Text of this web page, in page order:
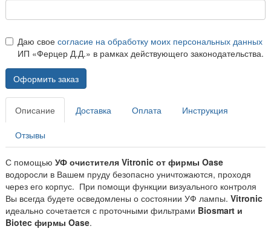
Даю свое согласие на обработку моих персональных данных
ИП «Ферцер Д.Д.» в рамках действующего законодательства.
Оформить заказ
Описание Доставка Оплата Инструкция
Отзывы
С помощью УФ очистителя Vitronic от фирмы Oase
водоросли в Вашем пруду безопасно уничтожаются, проходя
через его корпус. При помощи функции визуального контроля
Вы всегда будете осведомлены о состоянии УФ лампы. Vitronic
идеально сочетается с проточными фильтрами Biosmart и
Biotec фирмы Oase.